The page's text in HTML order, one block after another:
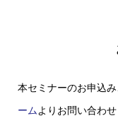
本セミナーのお申込
ーム よりお問い合わせ